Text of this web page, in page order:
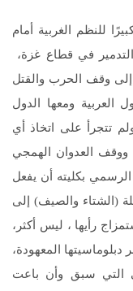
للنظم الغربية أمام
في قطاع غزة،
وقف الحرب والقتل
العربية ومعها الدول
تتجرأ على اتخاذ أي
العدوان الهمجي
بكليته أن يفعل
(الشتاء والصيف) إلى
رأيها ، ليس أكثر،
دبلوماسيتها المعهودة،
التي سبق وأن باعت